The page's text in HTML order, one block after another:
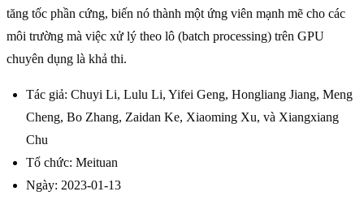
tăng tốc phần cứng, biến nó thành một ứng viên mạnh mẽ cho các
môi trường mà việc xử lý theo lô (batch processing) trên GPU
chuyên dụng là khả thi.
Tác giả: Chuyi Li, Lulu Li, Yifei Geng, Hongliang Jiang, Meng
Cheng, Bo Zhang, Zaidan Ke, Xiaoming Xu, và Xiangxiang
Chu
Tổ chức: Meituan
Ngày: 2023-01-13